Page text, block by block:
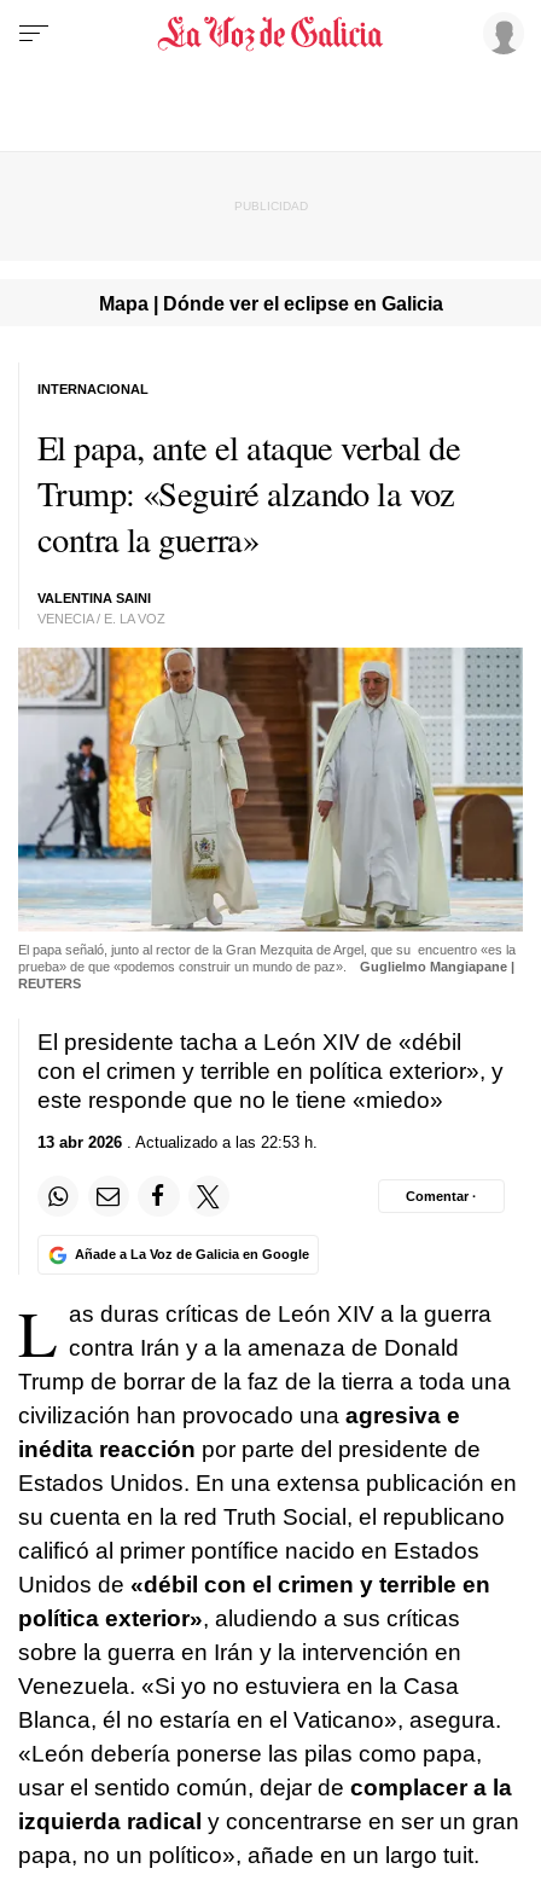
Mapa | Dónde ver el eclipse en Galicia
El papa, ante el ataque verbal de
Trump: «Seguiré alzando la voz
contra la guerra»
VALENTINA SAINI
VENECIA / E. LA VOZ
INTERNACIONAL
El papa señaló, junto al rector de la Gran Mezquita de Argel, que su encuentro «es la
prueba» de que «podemos construir un mundo de paz».
Guglielmo Mangiapane |
REUTERS
El presidente tacha a León XIV de «débil
con el crimen y terrible en política exterior», y
este responde que no le tiene «miedo»
13 abr 2026 . Actualizado a las 22:53 h.
Añade a La Voz de Galicia en Google
Comentar ·
L as duras críticas de León XIV a la guerra
contra Irán y a la amenaza de Donald
Trump de borrar de la faz de la tierra a toda una
civilización han provocado una agresiva e
inédita reacción por parte del presidente de
Estados Unidos. En una extensa publicación en
su cuenta en la red Truth Social, el republicano
calificó al primer pontífice nacido en Estados
Unidos de «débil con el crimen y terrible en
política exterior», aludiendo a sus críticas
sobre la guerra en Irán y la intervención en
Venezuela. «Si yo no estuviera en la Casa
Blanca, él no estaría en el Vaticano», asegura.
«León debería ponerse las pilas como papa,
usar el sentido común, dejar de complacer a la
izquierda radical y concentrarse en ser un gran
papa, no un político», añade en un largo tuit.